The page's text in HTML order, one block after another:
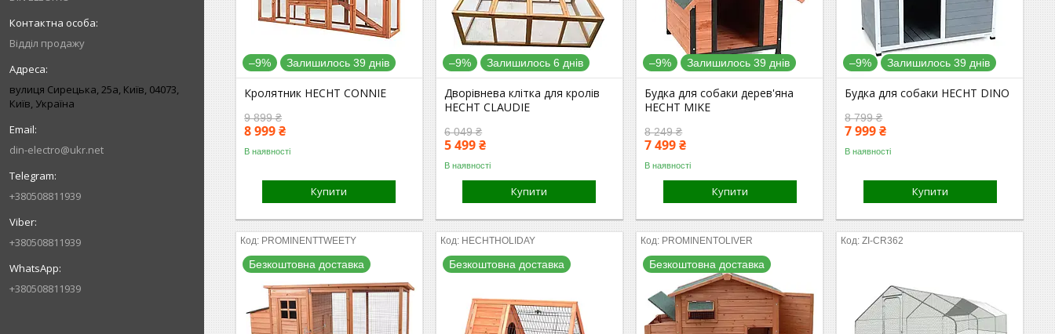
Відділ продажу
вулиця Сирецька, 25а, Київ, 04073,
Київ, Україна
din-electro@ukr.net
+380508811939
+380508811939
+380508811939
–9% Залишилось 39 днів
Кролятник HECHT CONNIE
9 899 ₴
8 999 ₴
В наявності
Купити
–9% Залишилось 6 днів
Дворівнева клітка для кролів
HECHT CLAUDIE
6 049 ₴
5 499 ₴
В наявності
Купити
–9% Залишилось 39 днів
Будка для собаки дерев'яна
HECHT MIKE
8 249 ₴
7 499 ₴
В наявності
Купити
–9% Залишилось 39 днів
Будка для собаки HECHT DINO
8 799 ₴
7 999 ₴
В наявності
Купити
PROMINENTTWEETY
Безкоштовна доставка
HECHTHOLIDAY
Безкоштовна доставка
PROMINENTOLIVER
Безкоштовна доставка
ZI-CR362